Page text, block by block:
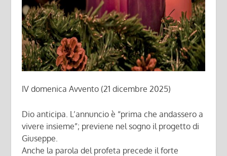
IV domenica Avvento (21 dicembre 2025)
Dio anticipa. L’annuncio è “prima che andassero a
vivere insieme”; previene nel sogno il progetto di
Giuseppe.
Anche la parola del profeta precede il forte